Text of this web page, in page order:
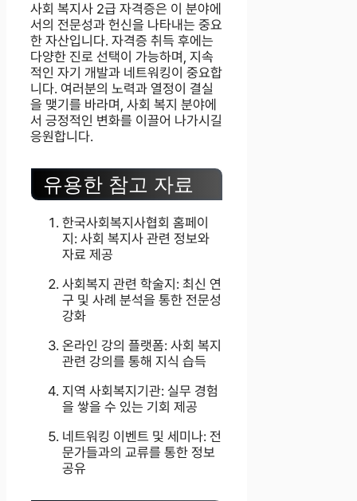
사회 복지사 2급 자격증은 이 분야에
서의 전문성과 헌신을 나타내는 중요
한 자산입니다. 자격증 취득 후에는
다양한 진로 선택이 가능하며, 지속
적인 자기 개발과 네트워킹이 중요합
니다. 여러분의 노력과 열정이 결실
을 맺기를 바라며, 사회 복지 분야에
서 긍정적인 변화를 이끌어 나가시길
응원합니다.
유용한 참고 자료
한국사회복지사협회 홈페이
지: 사회 복지사 관련 정보와
자료 제공
사회복지 관련 학술지: 최신 연
구 및 사례 분석을 통한 전문성
강화
온라인 강의 플랫폼: 사회 복지
관련 강의를 통해 지식 습득
지역 사회복지기관: 실무 경험
을 쌓을 수 있는 기회 제공
네트워킹 이벤트 및 세미나: 전
문가들과의 교류를 통한 정보
공유